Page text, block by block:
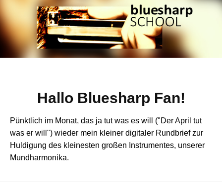
Hallo Bluesharp Fan!
Pünktlich im Monat, das ja tut was es will ("Der April tut
was er will") wieder mein kleiner digitaler Rundbrief zur
Huldigung des kleinesten großen Instrumentes, unserer
Mundharmonika.